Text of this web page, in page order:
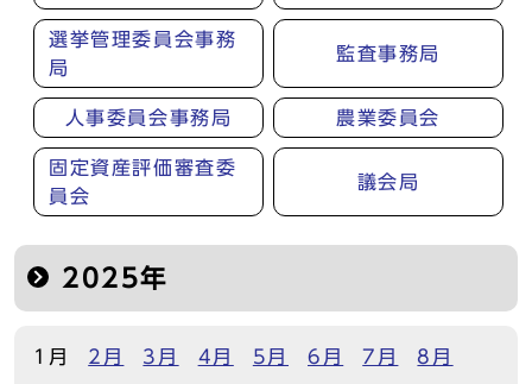
選挙管理委員会事務
局
監査事務局
人事委員会事務局 農業委員会
固定資産評価審査委
員会
議会局
2025年
1月 2月 3月 4月 5月 6月 7月
8月